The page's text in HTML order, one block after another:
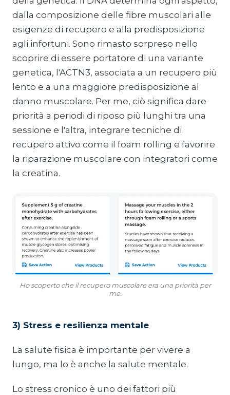
dalla composizione delle fibre muscolari alle
esigenze di recupero e alla predisposizione
agli infortuni. Sono rimasto sorpreso nello
scoprire di essere portatore di una variante
genetica, l'ACTN3, associata a un recupero più
lento e a una maggiore predisposizione al
danno muscolare. Per me, ciò significa dare
priorità a periodi di riposo più lunghi tra una
sessione e l'altra, integrare tecniche di
recupero attivo come il foam rolling e favorire
la riparazione muscolare con integratori come
la creatina.
Ho scoperto che il recupero muscolare era una priorità per
me.
3) Stress e resilienza mentale
La salute fisica è importante per vivere a
lungo, ma lo è anche la salute mentale.
Lo stress cronico è uno dei fattori più